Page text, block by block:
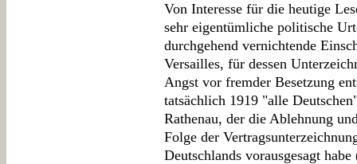
Von Interesse für die heutige
sehr eigentümliche politische
durchgehend vernichtende
Versailles, für dessen
Angst vor fremder Besetzung
tatsächlich 1919 "alle
Rathenau, der die Ablehnung
Folge der
Deutschlands vorausgesagt